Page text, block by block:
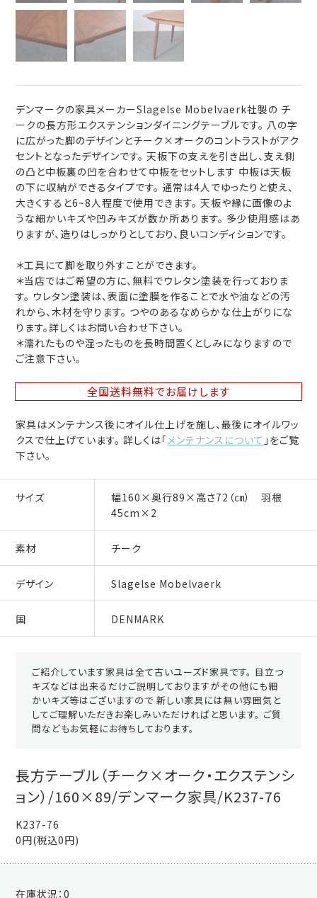
デンマークの家具メーカーSlagelse Mobelvaerk社製の チ
ークの長方形エクステンションダイニングテーブルです。 八の字
に広がった脚のデザインとチーク×オークのコントラストがアク
セントとなったデザインです。 天板下の支えを引き出し、支え側
の凸と中板裏の凹を合わせて中板をセットします 中板は天板
の下に収納ができるタイプです。 通常は4人でゆったりと使え、
大きくすると6~8人程度で使用できます。 天板や縁に画像のよ
うな細かいキズや凹みキズが数か所あります。 多少使用感はあ
りますが、造りはしっかりとしており、良いコンディションです。
＊工具にて脚を取り外すことができます。
＊当店ではご希望の方に、無料でウレタン塗装を行っておりま
す。 ウレタン塗装は、表面に塗膜を作ることで水や油などの汚
れから、木材を守ります。 つやのあるなめらかな仕上がりにな
ります。詳しくはお問い合わせ下さい。
＊濡れたものや湿ったものを長時間置くとしみになりますので
ご注意下さい。
全国送料無料でお届けします
家具はメンテナンス後にオイル仕上げを施し、最後にオイルワッ
クスで仕上げています。 詳しくは「メンテナンスについて 」をご覧
下さい。
サイズ
幅160×奥行89×高さ72（㎝） 羽根
45cm×2
素材 チーク
デザイン Slagelse Mobelvaerk
国 DENMARK
ご紹介しています家具は全て古いユーズド家具です。 目立つ
キズなどは出来るだけご説明しておりますがその他にも細
かいキズ等はございますので 新しい家具には無い雰囲気と
してご理解いただきお楽しみいただければと思います。 ご質
問などもお気軽にお待ちしております。
長方テーブル（チーク×オーク・エクステンシ
ョン）/160×89/デンマーク家具/K237-76
K237-76
0円(税込0円)
在庫状況：0